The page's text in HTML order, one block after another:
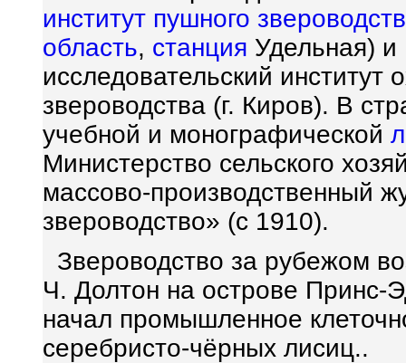
институт пушного
область, станция Удельная)
исследовательский институт
звероводства (г. Киров). В
учебной и монографической
Министерство сельского
массово-производственный
звероводство» (с 1910).
Звероводство за рубежом
Ч. Долтон на острове Принс-
начал промышленное
серебристо-чёрных лисиц..